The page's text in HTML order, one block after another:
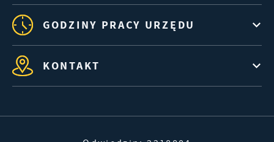
GODZINY PRACY URZĘDU
KONTAKT